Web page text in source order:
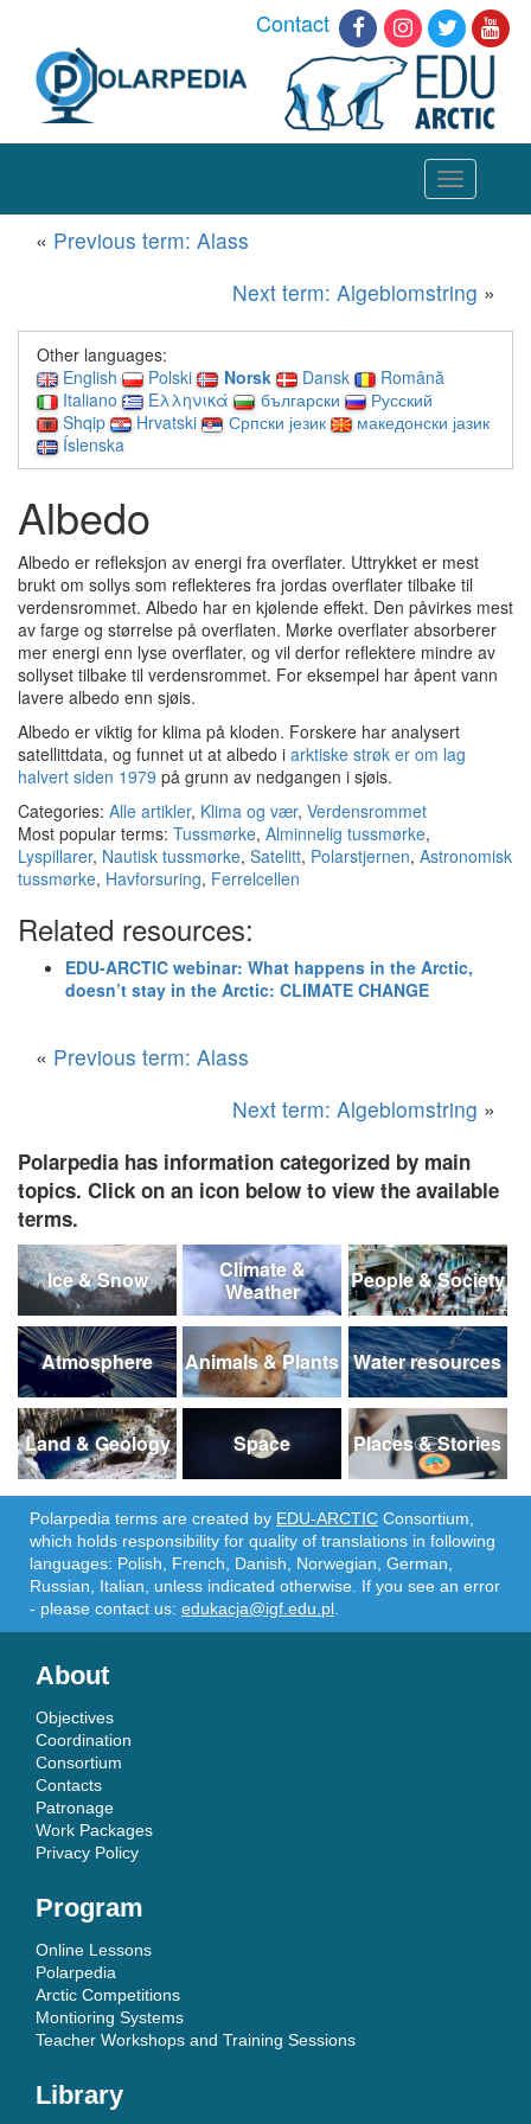
Contact
Toggle
navigation
« Previous term: Alass
Next term: Algeblomstring »
Other languages:
English
Polski Norsk Dansk
Română
Italiano
Ελληνικά български
Русский
Shqip
Hrvatski Српски језик
македонски јазик
Íslenska
Albedo
Albedo er refleksjon av energi fra overflater. Uttrykket er mest
brukt om sollys som reflekteres fra jordas overflater tilbake til
verdensrommet. Albedo har en kjølende effekt. Den påvirkes mest
av farge og størrelse på overflaten. Mørke overflater absorberer
mer energi enn lyse overflater, og vil derfor reflektere mindre av
sollyset tilbake til verdensrommet. For eksempel har åpent vann
lavere albedo enn sjøis.
Albedo er viktig for klima på kloden. Forskere har analysert
satellittdata, og funnet ut at albedo i arktiske strøk er om lag
halvert siden 1979 på grunn av nedgangen i sjøis.
Categories: Alle artikler, Klima og vær, Verdensrommet
Most popular terms: Tussmørke, Alminnelig tussmørke,
Lyspillarer, Nautisk tussmørke, Satelitt, Polarstjernen, Astronomisk
tussmørke, Havforsuring, Ferrelcellen
Related resources:
EDU-ARCTIC webinar: What happens in the Arctic,
doesn’t stay in the Arctic: CLIMATE CHANGE
« Previous term: Alass
Next term: Algeblomstring »
Polarpedia has information categorized by main
topics. Click on an icon below to view the available
terms.
Ice & Snow
Climate &
Weather
People & Society
Atmosphere Animals & Plants Water resources
Land & Geology Space Places & Stories
Polarpedia terms are created by EDU-ARCTIC Consortium,
which holds responsibility for quality of translations in following
languages: Polish, French, Danish, Norwegian, German,
Russian, Italian, unless indicated otherwise. If you see an error
- please contact us: edukacja@igf.edu.pl
About
Objectives
Coordination
Consortium
Contacts
Patronage
Work Packages
Privacy Policy
Program
Online Lessons
Polarpedia
Arctic Competitions
Montioring Systems
Teacher Workshops and Training Sessions
Library